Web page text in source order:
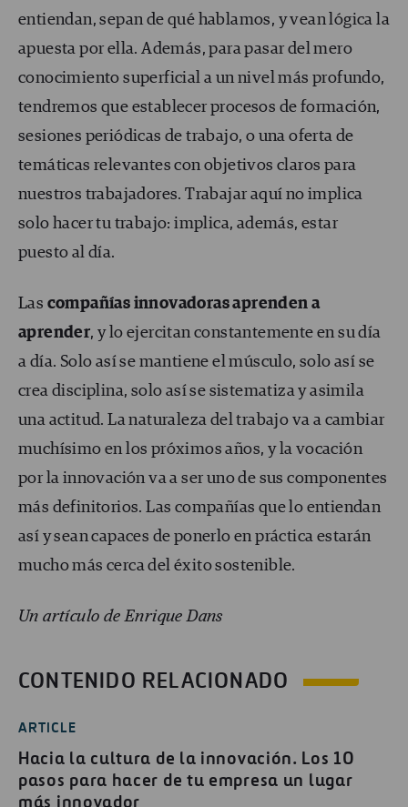
entiendan, sepan de qué hablamos, y vean lógica la
apuesta por ella. Además, para pasar del mero
conocimiento superficial a un nivel más profundo,
tendremos que establecer procesos de formación,
sesiones periódicas de trabajo, o una oferta de
temáticas relevantes con objetivos claros para
nuestros trabajadores. Trabajar aquí no implica
solo hacer tu trabajo: implica, además, estar
puesto al día.
Las compañías innovadoras aprenden a
aprender, y lo ejercitan constantemente en su día
a día. Solo así se mantiene el músculo, solo así se
crea disciplina, solo así se sistematiza y asimila
una actitud. La naturaleza del trabajo va a cambiar
muchísimo en los próximos años, y la vocación
por la innovación va a ser uno de sus componentes
más definitorios. Las compañías que lo entiendan
así y sean capaces de ponerlo en práctica estarán
mucho más cerca del éxito sostenible.
Un artículo de Enrique Dans
CONTENIDO RELACIONADO
ARTICLE
Hacia la cultura de la innovación. Los 10
pasos para hacer de tu empresa un lugar
más innovador